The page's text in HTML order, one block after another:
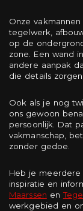
Onze
tegelwerk,
op de
zone. Een wand
andere aanpak
die details
Ook als je nog
ons gewoon
persoonlijk. Dat
vakmanschap,
zonder gedoe.
Heb je meerdere
inspiratie en
Maarssen en
werkgebied en